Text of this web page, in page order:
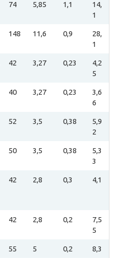
74 5,85 1,1
14,
1
148 11,6 0,9
28,
1
42 3,27 0,23
4,2
5
40 3,27 0,23
3,6
6
52 3,5 0,38
5,9
2
50 3,5 0,38
5,3
3
42 2,8 0,3 4,1
42 2,8 0,2
7,5
5
55 5 0,2 8,3